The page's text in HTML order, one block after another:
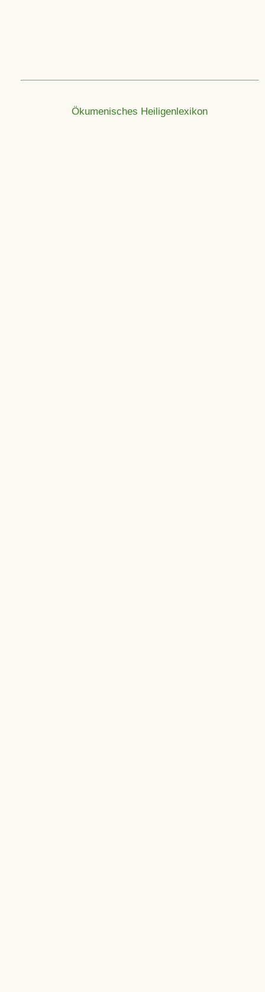
Ökumenisches Heiligenlexikon